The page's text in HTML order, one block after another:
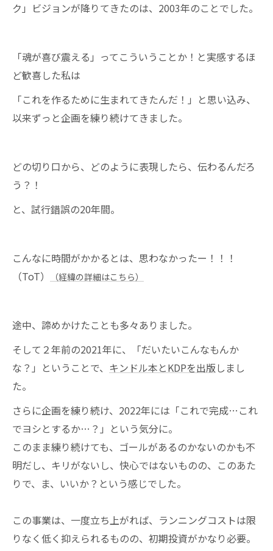
ク」ビジョンが降りてきたのは、2003年のことでした。
「魂が喜び震える」ってこういうことか！と実感するほ
ど歓喜した私は
「これを作るために生まれてきたんだ！」と思い込み、
以来ずっと企画を練り続けてきました。
どの切り口から、どのように表現したら、伝わるんだろ
う？！
と、試行錯誤の20年間。
こんなに時間がかかるとは、思わなかったー！！！
（ToT）
（経緯の詳細はこちら）
途中、諦めかけたことも多々ありました。
そして２年前の2021年に、「だいたいこんなもんか
な？」ということで、 キンドル本とKDPを出版 しまし
た。
さらに企画を練り続け、2022年には「これで完成…これ
でヨシとするか…？」という気分に。
このまま練り続けても、ゴールがあるのかないのかも不
明だし、キリがないし、快心ではないものの、このあた
りで、ま、いいか？という感じでした。
この事業は、一度立ち上がれば、ランニングコストは限
りなく低く抑えられるものの、初期投資がかなり必要。